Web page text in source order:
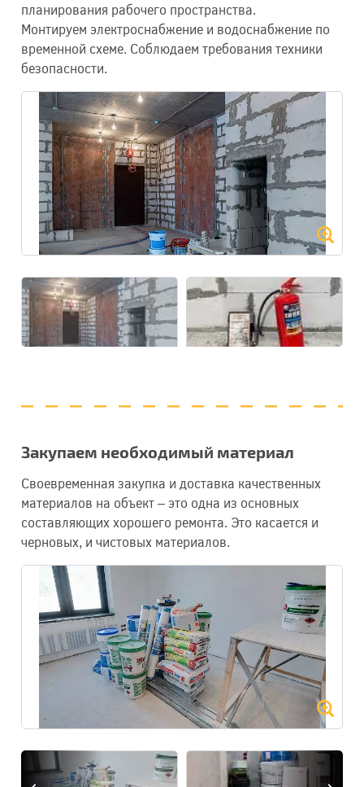
планирования рабочего пространства.
Монтируем электроснабжение и водоснабжение по
временной схеме. Соблюдаем требования техники
безопасности.
Закупаем необходимый материал
Своевременная закупка и доставка качественных
материалов на объект – это одна из основных
составляющих хорошего ремонта. Это касается и
черновых, и чистовых материалов.